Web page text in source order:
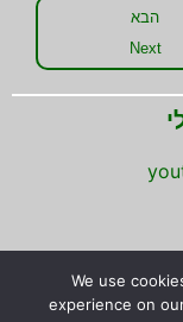
הבא
Next
We use
experience on